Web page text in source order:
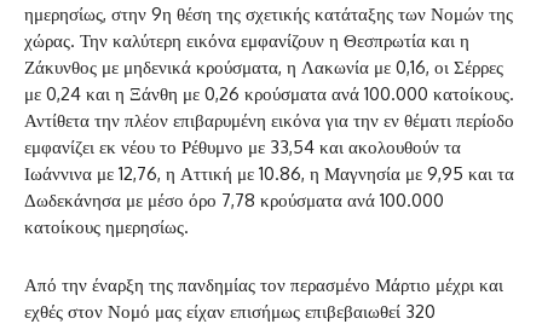
ημερησίως, στην 9η θέση της σχετικής κατάταξης των Νομών της
χώρας. Την καλύτερη εικόνα εμφανίζουν η Θεσπρωτία και η
Ζάκυνθος με μηδενικά κρούσματα, η Λακωνία με 0,16, οι Σέρρες
με 0,24 και η Ξάνθη με 0,26 κρούσματα ανά 100.000 κατοίκους.
Αντίθετα την πλέον επιβαρυμένη εικόνα για την εν θέματι περίοδο
εμφανίζει εκ νέου το Ρέθυμνο με 33,54 και ακολουθούν τα
Ιωάννινα με 12,76, η Αττική με 10.86, η Μαγνησία με 9,95 και τα
Δωδεκάνησα με μέσο όρο 7,78 κρούσματα ανά 100.000
κατοίκους ημερησίως.
Από την έναρξη της πανδημίας τον περασμένο Μάρτιο μέχρι και
εχθές στον Νομό μας είχαν επισήμως επιβεβαιωθεί 320